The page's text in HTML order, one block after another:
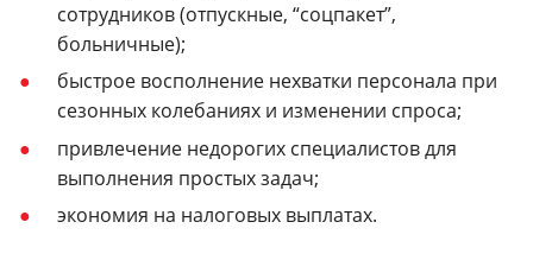
сотрудников (отпускные, “соцпакет”,
больничные);
быстрое восполнение нехватки персонала при
сезонных колебаниях и изменении спроса;
привлечение недорогих специалистов для
выполнения простых задач;
экономия на налоговых выплатах.